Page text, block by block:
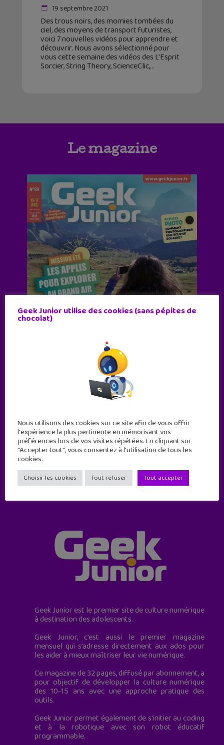
19 septembre 2021
Des trous noirs, des momies tombées du
ciel, des moyens de transport futuristes,
voici 7 nouvelles vidéos pour apprendre et
découvrir. Nous avons sélectionné pour
vous cette semaine des vidéos des L'Esprit
Sorcier, String Theory, ScienceClic,
Le magazine
Abonne-toi !
11 numéros par an
JE M'ABONNE !
Geek Junior est le premier site de culture numérique
à destination des adolescents.
Geek Junior, c’est aussi le premier magazine
mensuel qui s’adresse directement aux ados pour
les aider à mieux maîtriser leur vie numérique.
Ce magazine de 32 pages, diffusé par abonnement, a
pour objectif de développer la culture numérique
des 10-15 ans avec une approche pratique des
outils.
Geek Junior permet également de s'initier au coding
et à la robotique avec son robot éducatif
programmable.
Geek Junior utilise des cookies (sans pépites de
chocolat)
Nous utilisons des cookies sur ce site afin de vous offrir
l'expérience la plus pertinente en mémorisant vos
préférences lors de vos visites répétées. En cliquant sur
"Accepter tout", vous consentez à l'utilisation de tous les
cookies.
Choisir les cookies Tout refuser Tout accepter